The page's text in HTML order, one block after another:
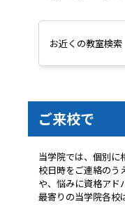
お近くの教室検索
ご来校で
当学院では、個別に
校日時をご連絡のう
や、悩みに資格アド
最寄りの当学院各校